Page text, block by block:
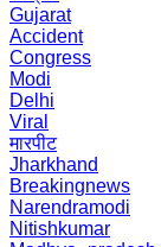
Gujarat
Accident
Congress
Modi
Delhi
Viral
मारपीट
Jharkhand
Breakingnews
Narendramodi
Nitishkumar